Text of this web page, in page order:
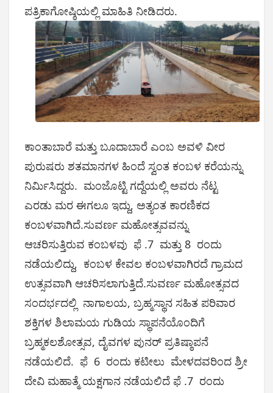
ಪತ್ರಿಕಾಗೋಷ್ಠಿಯಲ್ಲಿ ಮಾಹಿತಿ ನೀಡಿದರು.
ಕಾಂತಾಬಾರೆ ಮತ್ತು ಬೂದಾಬಾರೆ ಎಂಬ ಅವಳಿ ವೀರ
ಪುರುಷರು ಶತಮಾನಗಳ ಹಿಂದೆ ಸ್ವಂತ ಕಂಬಳ ಕರೆಯನ್ನು
ನಿರ್ಮಿಸಿದ್ದರು. ಮಂಜೊಟ್ಟಿ ಗದ್ದೆಯಲ್ಲಿ ಅವರು ನೆಟ್ಟ
ಎರಡು ಮರ ಈಗಲೂ ಇದ್ದು, ಅತ್ಯಂತ ಕಾರಣಿಕದ
ಕಂಬಳವಾಗಿದೆ.ಸುವರ್ಣ ಮಹೋತ್ಸವವನ್ನು
ಆಚರಿಸುತ್ತಿರುವ ಕಂಬಳವು ಫೆ .7 ಮತ್ತು 8 ರಂದು
ನಡೆಯಲಿದ್ದು, ಕಂಬಳ ಕೇವಲ ಕಂಬಳವಾಗಿರದೆ ಗ್ರಾಮದ
ಉತ್ಸವವಾಗಿ ಆಚರಿಸಲಾಗುತ್ತಿದೆ.ಸುವರ್ಣ ಮಹೋತ್ಸವದ
ಸಂದರ್ಭದಲ್ಲಿ ನಾಗಾಲಯ, ಬ್ರಹ್ಮಸ್ಥಾನ ಸಹಿತ ಪರಿವಾರ
ಶಕ್ತಿಗಳ ಶಿಲಾಮಯ ಗುಡಿಯ ಸ್ಥಾಪನೆಯೊಂದಿಗೆ
ಬ್ರಹ್ಮಕಲಶೋತ್ಸವ, ದೈವಗಳ ಪುನರ್ ಪ್ರತಿಷ್ಠಾಪನೆ
ನಡೆಯಲಿದೆ. ಫೆ 6 ರಂದು ಕಟೀಲು ಮೇಳದವರಿಂದ ಶ್ರೀ
ದೇವಿ ಮಹಾತ್ಮೆ ಯಕ್ಷಗಾನ ನಡೆಯಲಿದೆ ಫೆ .7 ರಂದು